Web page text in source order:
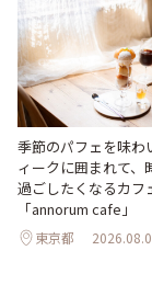
季節のパフェを味
ィークに囲まれて、
過ごしたくなるカフ
「annorum cafe」
東京都